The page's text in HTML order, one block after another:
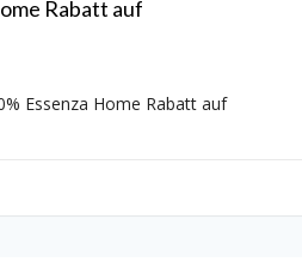
Rabatt auf
Essenza Home Rabatt auf